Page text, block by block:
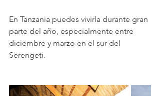
En Tanzania puedes vivirla durante gran
parte del año, especialmente entre
diciembre y marzo en el sur del
Serengeti.